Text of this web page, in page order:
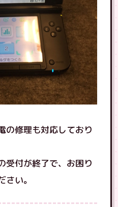
の修理も対応しており
受付が終了で、お困り
い。